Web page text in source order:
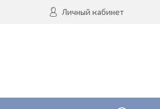
Личный кабинет